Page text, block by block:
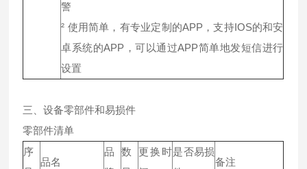
警
² 使用简单，有专业定制的APP，支持IOS的和安
卓系统的APP，可以通过APP简单地发短信进行
设置
三、设备零部件和易损件
零部件清单
序
品名
品
数
更换时是否易损
备注